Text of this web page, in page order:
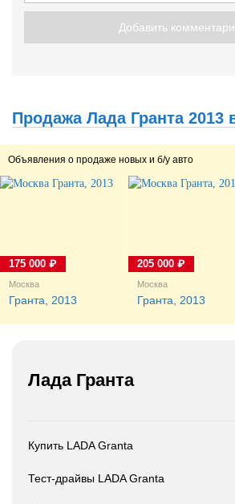
Добавить
Продажа Лада Гранта 2013
Объявления о продаже новых и б/у авто
Москва
Гранта, 2013
175 000 ₽
Москва
Гранта, 2013
205 000 ₽
Лада Гранта
Купить LADA Granta
Тест-драйвы LADA Granta